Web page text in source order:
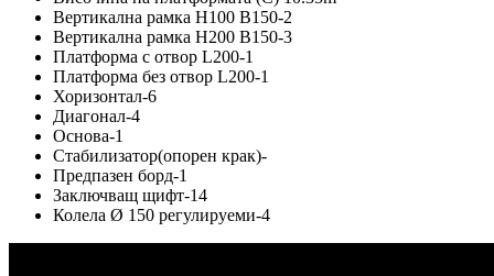
Вертикална рамка H100 B150-2
Вертикална рамка H200 B150-3
Платформа с отвор L200-1
Платформа без отвор L200-1
Хоризонтал-6
Диагонал-4
Основа-1
Стабилизатор(опорен крак)-
Предпазен борд-1
Заключващ щифт-14
Колела Ø 150 регулируеми-4